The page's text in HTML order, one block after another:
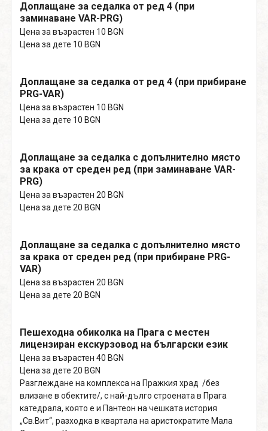
Доплащане за седалка от ред 4 (при
заминаване VAR-PRG)
Цена за възрастен 10 BGN
Цена за дете 10 BGN
Доплащане за седалка от ред 4 (при прибиране
PRG-VAR)
Цена за възрастен 10 BGN
Цена за дете 10 BGN
Доплащане за седалка с допълнително място
за крака от среден ред (при заминаване VAR-
PRG)
Цена за възрастен 20 BGN
Цена за дете 20 BGN
Доплащане за седалка с допълнително място
за крака от среден ред (при прибиране PRG-
VAR)
Цена за възрастен 20 BGN
Цена за дете 20 BGN
Пешеходна обиколка на Прага с местен
лицензиран екскурзовод на български език
Цена за възрастен 40 BGN
Цена за дете 20 BGN
Разглеждане на комплекса на Пражкия храд /без
влизане в обектите/, с най-дълго строената в Прага
катедрала, която е и Пантеон на чешката история
„Св.Вит“, разходка в квартала на аристократите Мала